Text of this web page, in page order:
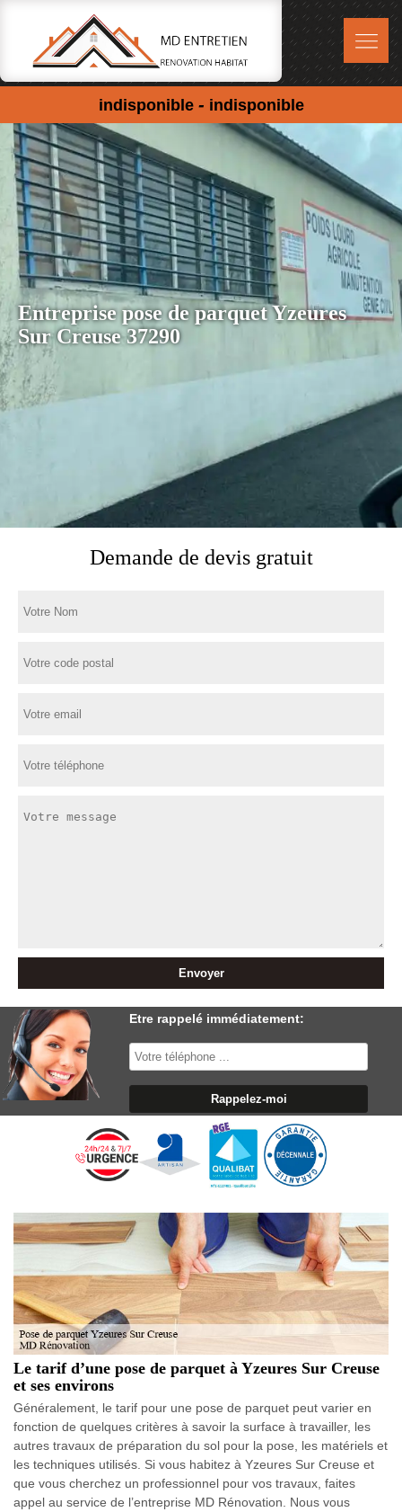
indisponible - indisponible
Entreprise pose de parquet Yzeures
Sur Creuse 37290
Demande de devis gratuit
Etre rappelé immédiatement:
Le tarif d’une pose de parquet à Yzeures Sur Creuse
et ses environs
Généralement, le tarif pour une pose de parquet peut varier en
fonction de quelques critères à savoir la surface à travailler, les
autres travaux de préparation du sol pour la pose, les matériels et
les techniques utilisés. Si vous habitez à Yzeures Sur Creuse et
que vous cherchez un professionnel pour vos travaux, faites
appel au service de l’entreprise MD Rénovation. Nous vous